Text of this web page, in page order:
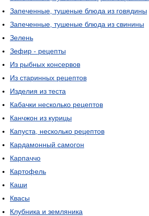
Запеченные, тушеные блюда из говядины
Запеченные, тушеные блюда из свинины
Зелень
Зефир - рецепты
Из рыбных консервов
Из старинных рецептов
Изделия из теста
Кабачки несколько рецептов
Канчжон из курицы
Капуста, несколько рецептов
Кардамонный самогон
Карпаччо
Картофель
Каши
Квасы
Клубника и земляника